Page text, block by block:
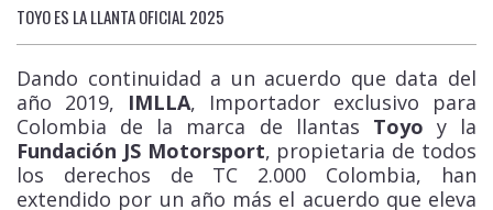
TOYO ES LA LLANTA OFICIAL 2025
Dando continuidad a un acuerdo que data del
año 2019, IMLLA, Importador exclusivo para
Colombia de la marca de llantas Toyo y la
Fundación JS Motorsport, propietaria de todos
los derechos de TC 2.000 Colombia, han
extendido por un año más el acuerdo que eleva